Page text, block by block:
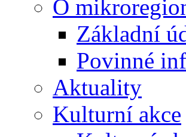
O
Základní
Povinné
Aktuality
Kulturní akce